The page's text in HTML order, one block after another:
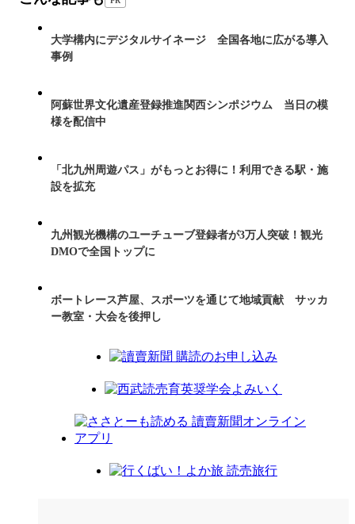
大学構内にデジタルサイネージ 全国各地に広がる導入
事例
阿蘇世界文化遺産登録推進関西シンポジウム 当日の模
様を配信中
「北九州周遊パス」がもっとお得に！利用できる駅・施
設を拡充
九州観光機構のユーチューブ登録者が3万人突破！観光
DMOで全国トップに
ボートレース芦屋、スポーツを通じて地域貢献 サッカ
ー教室・大会を後押し